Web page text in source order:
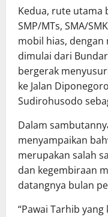
Kedua, rute utama
SMP/MTs, SMA/
mobil hias, dengan
dimulai dari
bergerak
ke Jalan
Sudirohusodo
Dalam
menyampaikan
merupakan salah
dan kegembiraan
datangnya bulan
“Pawai Tarhib